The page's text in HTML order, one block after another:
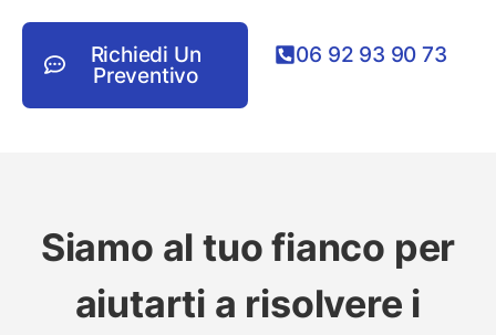
Richiedi Un
Preventivo
06 92 93 90 73
Siamo al tuo fianco per
aiutarti a risolvere i